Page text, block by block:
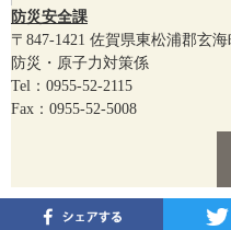
防災安全課
〒847-1421 佐賀県東松浦郡玄
防災・原子力対策係
Tel：0955-52-2115
Fax：0955-52-5008